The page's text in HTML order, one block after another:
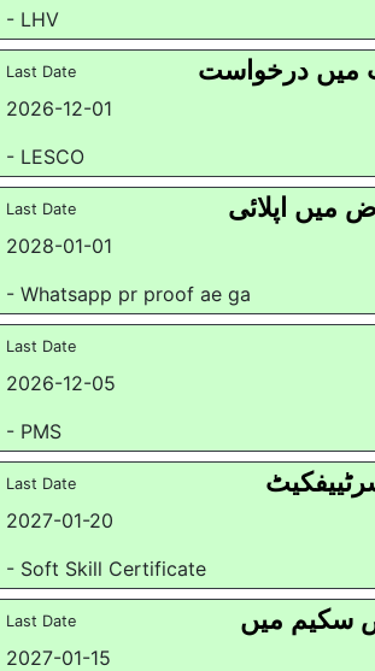
- LHV
Last Date
2026-12-01
میں درخواست
- LESCO
Last Date
2028-01-01
میں اپلائی
- Whatsapp pr proof ae ga
Last Date
2026-12-05
- PMS
Last Date
2027-01-20
- Soft Skill Certificate
Last Date
2027-01-15
سکیم میں